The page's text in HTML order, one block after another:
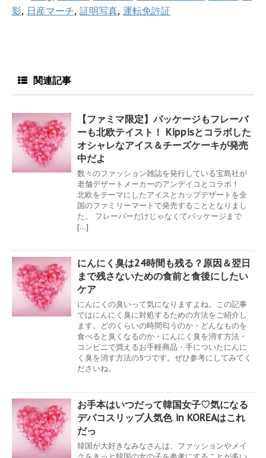
影, 日産マーチ, 証明写真, 運転免許証
関連記事
【ファミマ限定】パッケージもフレーバ
ーも北欧テイスト！ Kippisとコラボした
オシャレなアイス＆チーズケーキが発売
中だよ
数々のファッション雑誌を発行している宝島社が
老舗デザートメーカーのアンデイコとコラボ！
北欧をテーマにしたアイスとカップデザートを全
国のファミリーマートで発売することとなりまし
た。 フレーバーだけじゃなくてパッケージまで
[…]
にんにく臭は24時間も残る？原因＆翌日
まで残さないための食前と食後にしたい
ケア
にんにくの臭いって気になりますよね。この記事
ではにんにく臭に対処するための方法をご紹介し
ます。どのくらいの時間匂うのか・どんなものを
食べると臭くなるのか・にんにく臭を消す方法・
コンビニで買えるお手軽商品・手についたにんに
く臭を消す方法の5つです。ぜひ参考にしてみてく
ださいね。
お手本はいつだって韓国女子♡気になる
デパコスリップ人気色 in KOREAはこれ
だっ
韓国が大好きなみなさんは、ファッションやメイ